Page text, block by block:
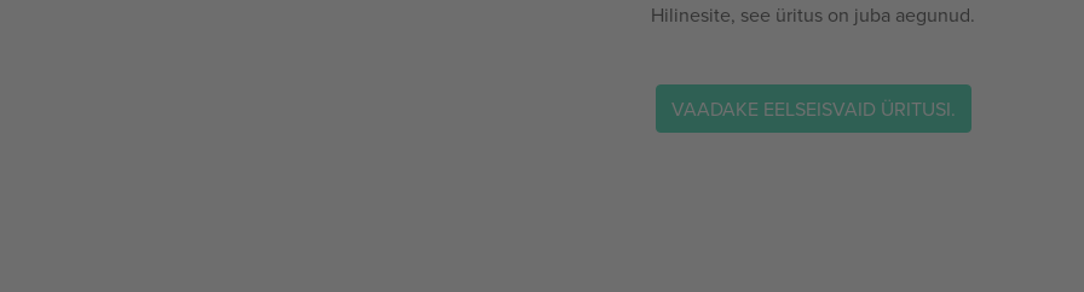
Hilinesite, see üritus on juba aegunud.
VAADAKE EELSEISVAID ÜRITUSI.